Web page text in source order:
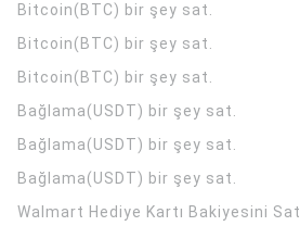
Bitcoin(BTC) bir şey sat.
Bitcoin(BTC) bir şey sat.
Bitcoin(BTC) bir şey sat.
Bağlama(USDT) bir şey sat.
Bağlama(USDT) bir şey sat.
Bağlama(USDT) bir şey sat.
Walmart Hediye Kartı Bakiyesini Sat